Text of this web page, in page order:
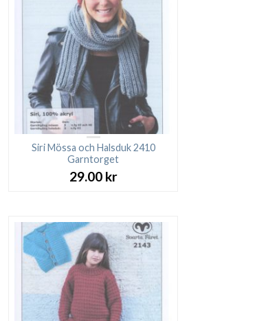
Siri Mössa och Halsduk 2410
Garntorget
29.00 kr